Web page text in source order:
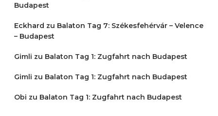
Budapest
Eckhard zu Balaton Tag 7: Székesfehérvár – Velence
– Budapest
Gimli zu Balaton Tag 1: Zugfahrt nach Budapest
Gimli zu Balaton Tag 1: Zugfahrt nach Budapest
Obi zu Balaton Tag 1: Zugfahrt nach Budapest